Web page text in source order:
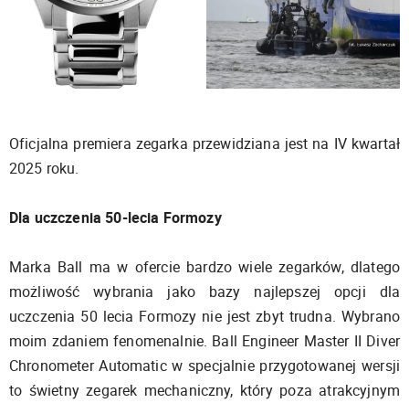
Oficjalna premiera zegarka przewidziana jest na IV kwartał
2025 roku.
Dla uczczenia 50-lecia Formozy
Marka Ball ma w ofercie bardzo wiele zegarków, dlatego
możliwość wybrania jako bazy najlepszej opcji dla
uczczenia 50 lecia Formozy nie jest zbyt trudna. Wybrano
moim zdaniem fenomenalnie. Ball Engineer Master II Diver
Chronometer Automatic w specjalnie przygotowanej wersji
to świetny zegarek mechaniczny, który poza atrakcyjnym